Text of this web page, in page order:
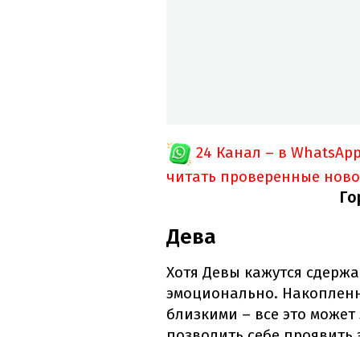
24 Канал – в
читать проверенные
Дева
Хотя Девы кажутся
эмоционально.
близкими – все это